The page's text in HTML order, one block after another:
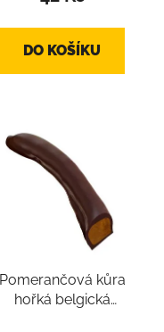
DO KOŠÍKU
Pomerančová kůra
hořká belgická